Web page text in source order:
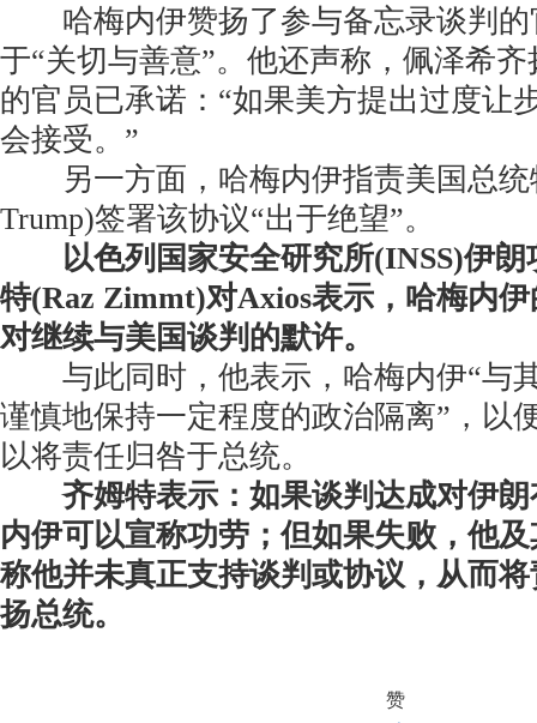
哈梅内伊赞扬了参与备忘录谈判的
于“关切与善意”。他还声称，佩泽希
的官员已承诺：“如果美方提出过度让
会接受。”
另一方面，哈梅内伊指责美国总统
Trump)签署该协议“出于绝望”。
以色列国家安全研究所(INSS)伊朗
特(Raz Zimmt)对Axios表示，哈梅内
对继续与美国谈判的默许。
与此同时，他表示，哈梅内伊“与
谨慎地保持一定程度的政治隔离”，以
以将责任归咎于总统。
齐姆特表示：如果谈判达成对伊
内伊可以宣称功劳；但如果失败，他
称他并未真正支持谈判或协议，从而
扬总统。
赞